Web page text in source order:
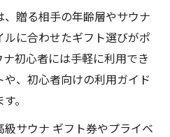
贈る相手の年齢層やサウナ
に合わせたギフト選びがポ
初心者には手軽に利用でき
、初心者向けの利用ガイド
。
サウナ ギフト券やプライベ